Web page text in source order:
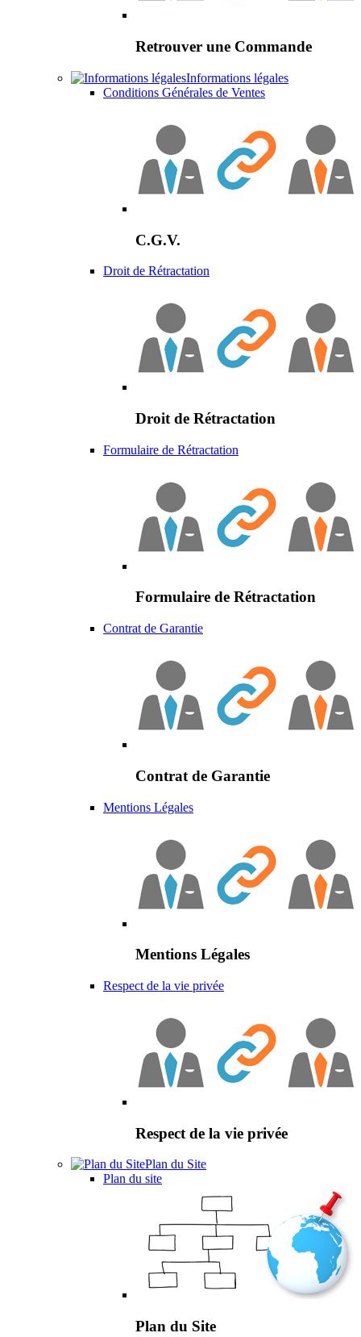
Retrouver une Commande
Informations légales
Conditions Générales de Ventes
C.G.V.
Droit de Rétractation
Droit de Rétractation
Formulaire de Rétractation
Formulaire de Rétractation
Contrat de Garantie
Contrat de Garantie
Mentions Légales
Mentions Légales
Respect de la vie privée
Respect de la vie privée
Plan du Site
Plan du site
Plan du Site